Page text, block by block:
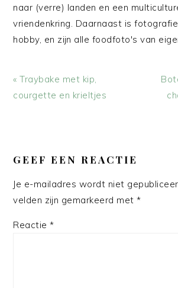
naar (verre) landen en een
vriendenkring. Daarnaast is
hobby, en zijn alle foodfoto's van
Vorig
bericht:
« Traybake met kip,
courgette en krieltjes
INTERACTIES
GEEF EEN REACTIE
Je e-mailadres wordt niet
velden zijn gemarkeerd met*
Reactie*